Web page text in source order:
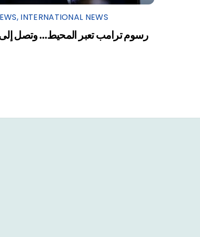
, INTERNATIONAL NEWS
رسوم ترامب تعبر المحيط… وتصل إلى